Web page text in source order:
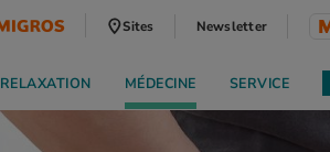
Sites Newsletter
RELAXATION MÉDECINE SERVICE